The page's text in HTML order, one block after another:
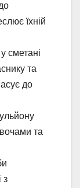
їхній
сметані
та
до
та
з